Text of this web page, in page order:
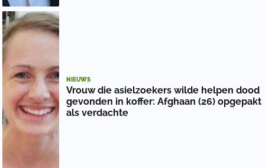
NIEUWS
Vrouw die asielzoekers wilde helpen dood
gevonden in koffer: Afghaan (26) opgepakt
als verdachte